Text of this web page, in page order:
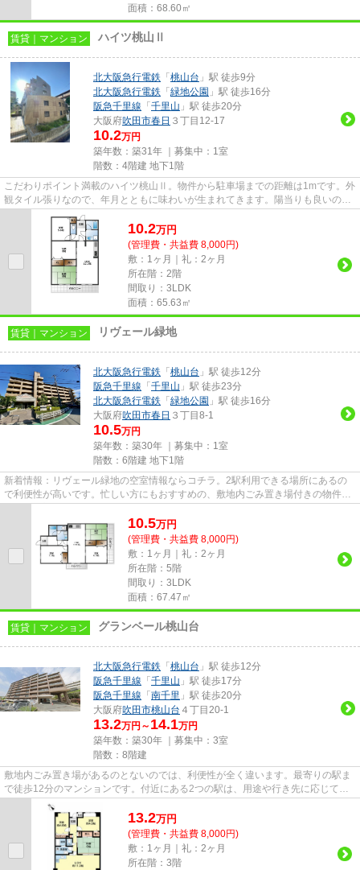
面積：68.60㎡
賃貸｜マンション ハイツ桃山Ⅱ
北大阪急行電鉄 「 桃山台 」駅 徒歩9分
北大阪急行電鉄 「 緑地公園 」駅 徒歩16分
阪急千里線 「 千里山 」駅 徒歩20分
大阪府吹田市春日 ３丁目12-17
10.2万円
築年数：築31年 ｜募集中： 1室
階数：4階建 地下1階
こだわりポイント満載のハイツ桃山Ⅱ。物件から駐車場までの距離は1mです。外
観タイル張りなので、年月とともに味わいが生まれてきます。陽当りも良いの
で、清々しい朝を迎えることので...
10.2万円
(管理費・共益費 8,000円)
敷：1ヶ月｜礼：2ヶ月
所在階：2階
間取り：3LDK
面積：65.63㎡
賃貸｜マンション リヴェール緑地
北大阪急行電鉄 「 桃山台 」駅 徒歩12分
阪急千里線 「 千里山 」駅 徒歩23分
北大阪急行電鉄 「 緑地公園 」駅 徒歩16分
大阪府吹田市春日 ３丁目8-1
10.5万円
築年数：築30年 ｜募集中： 1室
階数：6階建 地下1階
新着情報：リヴェール緑地の空室情報ならコチラ。2駅利用できる場所にあるの
で利便性が高いです。忙しい方にもおすすめの、敷地内ごみ置き場付きの物件で
10.5万円
(管理費・共益費 8,000円)
敷：1ヶ月｜礼：2ヶ月
所在階：5階
間取り：3LDK
面積：67.47㎡
賃貸｜マンション グランベール桃山台
北大阪急行電鉄 「 桃山台 」駅 徒歩12分
阪急千里線 「 千里山 」駅 徒歩17分
阪急千里線 「 南千里 」駅 徒歩20分
大阪府吹田市桃山台 ４丁目20-1
13.2万円～ 14.1万円
築年数：築30年 ｜募集中： 3室
階数：8階建
敷地内ごみ置き場があるのとないのでは、利便性が全く違います。最寄りの駅ま
で徒歩12分のマンションです。付近にある2つの駅は、用途や行き先に応じて使
い分けることができます。バス...
13.2万円
(管理費・共益費 8,000円)
敷：1ヶ月｜礼：2ヶ月
所在階：3階